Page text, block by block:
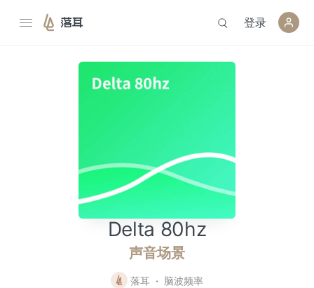
落耳 登录
Delta 80hz
声音场景
落耳 脑波频率